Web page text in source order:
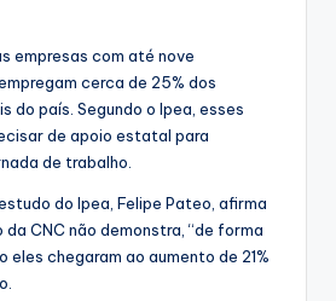
empresas com até nove
cerca de 25% dos
do país. Segundo o Ipea, esses
de apoio estatal para
de trabalho.
do Ipea, Felipe Pateo, afirma
CNC não demonstra, “de forma
eles chegaram ao aumento de 21%